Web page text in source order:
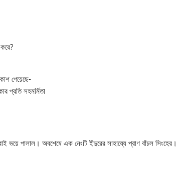
পেয়েছে-
প্রতি সহমর্মিতা
ভয়ে পালাল। অবশেষে এক নেংটি ইঁদুরের সাহায্যে প্রাণ বাঁচল সিংহের।